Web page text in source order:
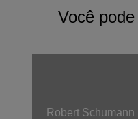
Você
Robert Schumann